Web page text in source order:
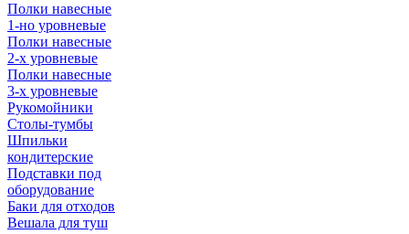
Полки навесные
1-но уровневые
Полки навесные
2-х уровневые
Полки навесные
3-х уровневые
Рукомойники
Столы-тумбы
Шпильки
кондитерские
Подставки под
оборудование
Баки для отходов
Вешала для туш